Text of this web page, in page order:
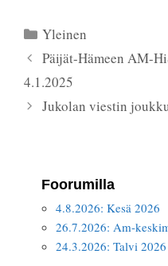
Kategoriat
Yleinen
Päijät-Hämeen AM-
4.1.2025
Jukolan viestin
Foorumilla
4.8.2026: Kesä 2026
26.7.2026: Am-
24.3.2026: Talvi 2026